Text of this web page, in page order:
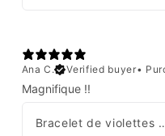
Ana C.
Verified buyer•
Magnifique !!
Bracelet de